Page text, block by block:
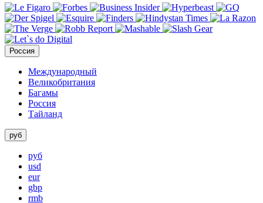
Россия
Международный
Великобритания
Багамы
Россия
Тайланд
руб
руб
usd
eur
gbp
rmb